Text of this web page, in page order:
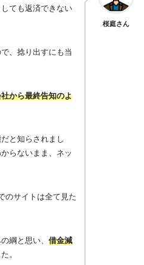
ても返済できない
、捻り出すにも当
から最終告知のよ
と知らされまし
らないまま、ネッ
のサイトは全て見た
綱と思い、 借金減
。
桜庭さん